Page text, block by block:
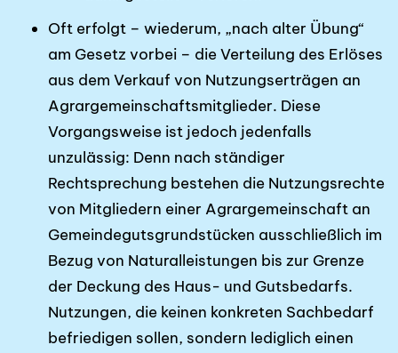
Oft erfolgt – wiederum, „nach alter Übung“
am Gesetz vorbei – die Verteilung des Erlöses
aus dem Verkauf von Nutzungserträgen an
Agrargemeinschafts­mitglieder. Diese
Vorgangsweise ist jedoch jedenfalls
unzulässig: Denn nach ständiger
Rechtsprechung bestehen die Nutzungs­rechte
von Mit­gliedern einer Agrargemeinschaft an
Gemeindeguts­grund­stücken ausschließlich im
Bezug von Naturalleistungen bis zur Grenze
der Deckung des Haus- und Gutsbedarfs.
Nutzungen, die keinen konkreten Sachbedarf
befriedigen sollen, sondern lediglich einen